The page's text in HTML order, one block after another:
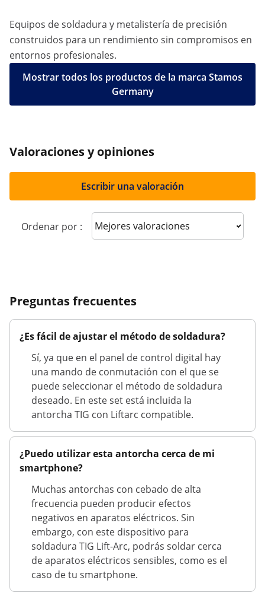
Equipos de soldadura y metalistería de precisión
construidos para un rendimiento sin compromisos en
entornos profesionales.
Mostrar todos los productos de la marca Stamos
Germany
Valoraciones y opiniones
Escribir una valoración
Ordenar por : Sort reviews
Preguntas frecuentes
¿Es fácil de ajustar el método de soldadura?
Sí, ya que en el panel de control digital hay
una mando de conmutación con el que se
puede seleccionar el método de soldadura
deseado. En este set está incluida la
antorcha TIG con Liftarc compatible.
¿Puedo utilizar esta antorcha cerca de mi
smartphone?
Muchas antorchas con cebado de alta
frecuencia pueden producir efectos
negativos en aparatos eléctricos. Sin
embargo, con este dispositivo para
soldadura TIG Lift-Arc, podrás soldar cerca
de aparatos eléctricos sensibles, como es el
caso de tu smartphone.